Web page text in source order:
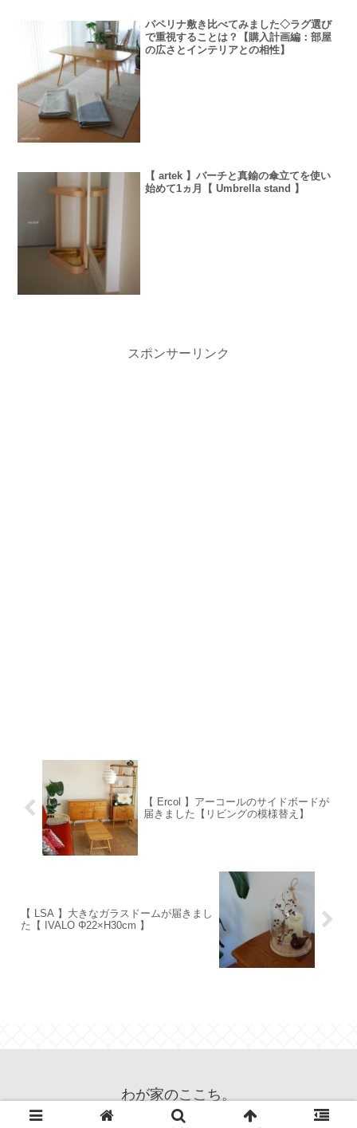
パペリナ敷き比べてみました◇ラグ選び
で重視することは？【購入計画編：部屋
の広さとインテリアとの相性】
【 artek 】バーチと真鍮の傘立てを使い
始めて1ヵ月【 Umbrella stand 】
スポンサーリンク
【 Ercol 】アーコールのサイドボードが
届きました【リビングの模様替え】
【 LSA 】大きなガラスドームが届きまし
た【 IVALO Φ22×H30cm 】
わが家のここち。
© 2013 わが家のここち。.